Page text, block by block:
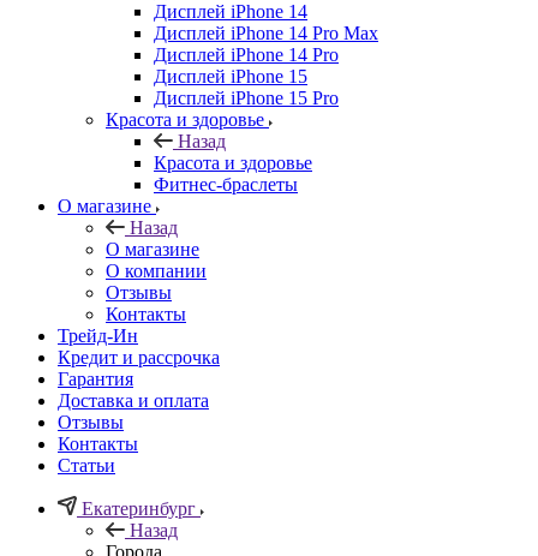
Дисплей iPhone 14
Дисплей iPhone 14 Pro Max
Дисплей iPhone 14 Pro
Дисплей iPhone 15
Дисплей iPhone 15 Pro
Красота и здоровье
Назад
Красота и здоровье
Фитнес-браслеты
О магазине
Назад
О магазине
О компании
Отзывы
Контакты
Трейд-Ин
Кредит и рассрочка
Гарантия
Доставка и оплата
Отзывы
Контакты
Статьи
Екатеринбург
Назад
Города